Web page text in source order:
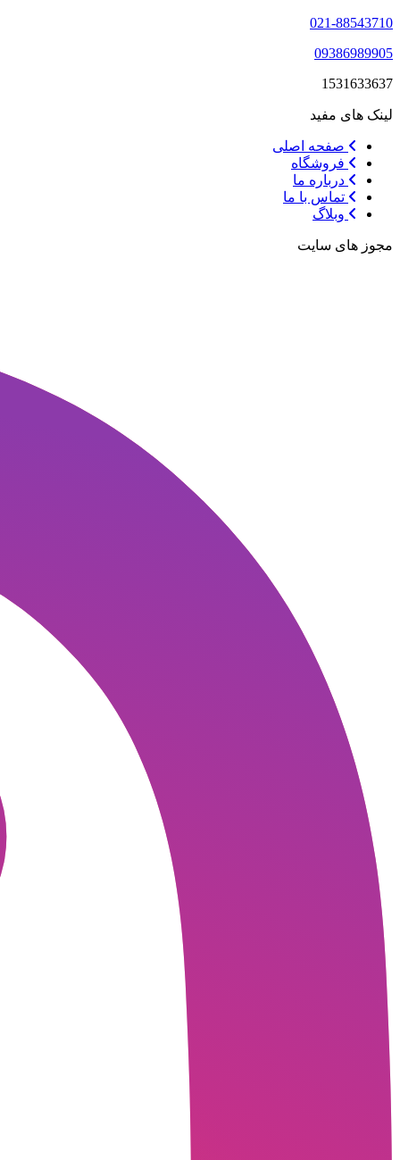
021-88543710
09386989905
1531633637
لینک های مفید
صفحه اصلی
فروشگاه
درباره ما
تماس با ما
وبلاگ
مجوز های سایت